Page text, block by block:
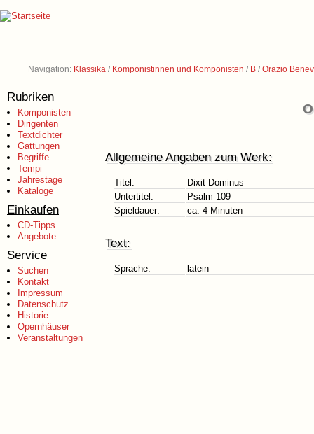
Navigation: Klassika / Komponistinnen und Komponisten / B /Orazio
Rubriken
Komponisten
Dirigenten
Textdichter
Gattungen
Begriffe
Tempi
Jahrestage
Kataloge
Einkaufen
CD-Tipps
Angebote
Service
Suchen
Kontakt
Impressum
Datenschutz
Historie
Opernhäuser
Veranstaltungen
Allgemeine Angaben zum Werk:
Titel:
Dixit Dominus
Untertitel:
Psalm 109
Spieldauer:
ca. 4 Minuten
Text:
Sprache: latein